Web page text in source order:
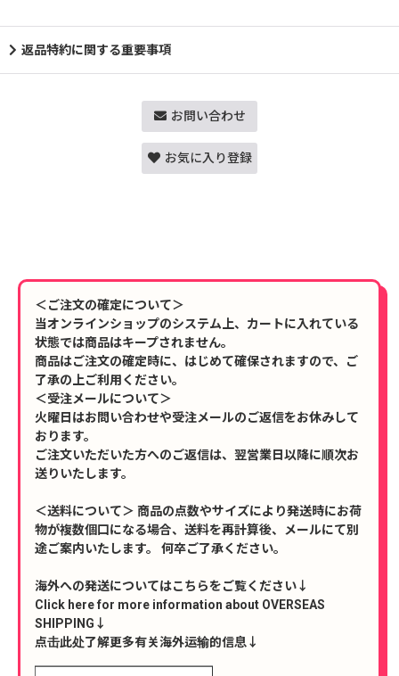
返品特約に関する重要事項
お問い合わせ
お気に入り登録
＜ご注文の確定について＞
当オンラインショップのシステム上、カートに入れている
状態では商品はキープされません。
商品はご注文の確定時に、はじめて確保されますので、ご
了承の上ご利用ください。
＜受注メールについて＞
火曜日はお問い合わせや受注メールのご返信をお休みして
おります。
ご注文いただいた方へのご返信は、翌営業日以降に順次お
送りいたします。
＜送料について＞ 商品の点数やサイズにより発送時にお荷
物が複数個口になる場合、送料を再計算後、メールにて別
途ご案内いたします。 何卒ご了承ください。
海外への発送についてはこちらをご覧ください↓
Click here for more information about OVERSEAS
SHIPPING↓
点击此处了解更多有关海外运输的信息↓